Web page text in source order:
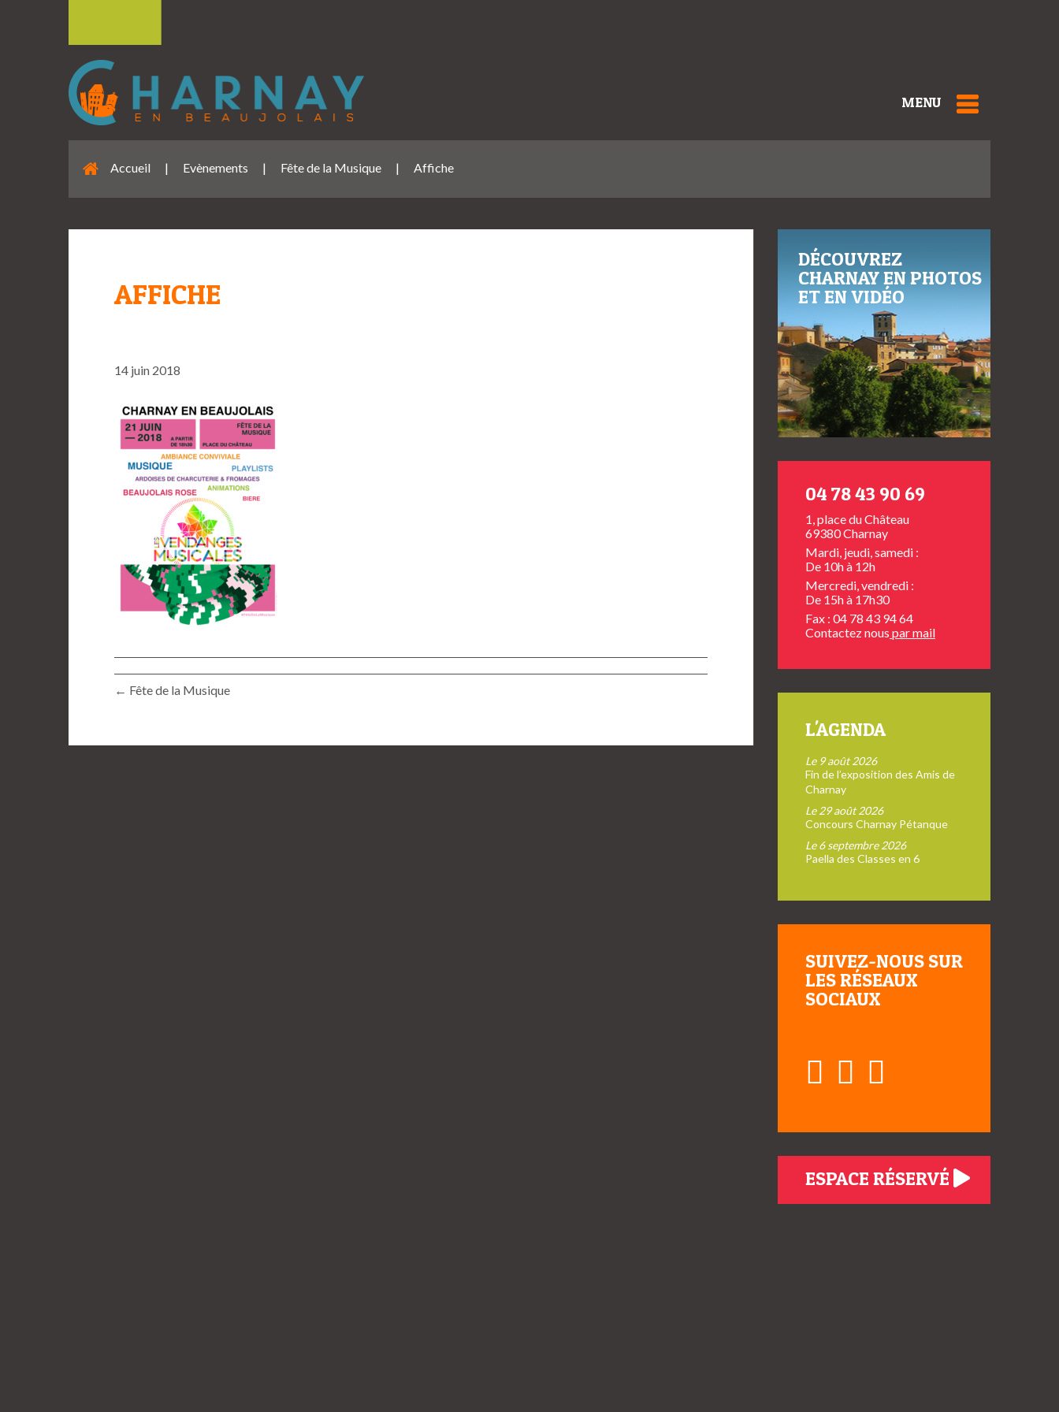
MENU
Accueil | Evènements | Fête de la Musique | Affiche
AFFICHE
14 juin 2018
← Fête de la Musique
DÉCOUVREZ
CHARNAY EN PHOTOS
ET EN VIDÉO
04 78 43 90 69
1, place du Château
69380 Charnay
Mardi, jeudi, samedi :
De 10h à 12h
Mercredi, vendredi :
De 15h à 17h30
Fax : 04 78 43 94 64
Contactez nous par mail
L'AGENDA
Le 9 août 2026
Fin de l’exposition des Amis de
Charnay
Le 29 août 2026
Concours Charnay Pétanque
Le 6 septembre 2026
Paella des Classes en 6
SUIVEZ-NOUS SUR
LES RÉSEAUX
SOCIAUX
ESPACE RÉSERVÉ